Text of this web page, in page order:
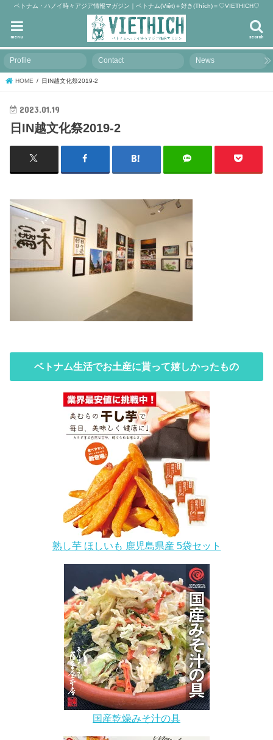
ベトナム・ハノイ時々アジア情報マガジン｜ベトナム(Việt)＋好き(Thích)＝♡VIETHICH♡
search
menu
Profile Contact News
HOME 日IN越文化祭2019-2
2023.01.19
日IN越文化祭2019-2
ベトナム生活でお土産に貰って嬉しかったもの
熟し芋 ほしいも 鹿児島県産 5袋セット
国産乾燥みそ汁の具